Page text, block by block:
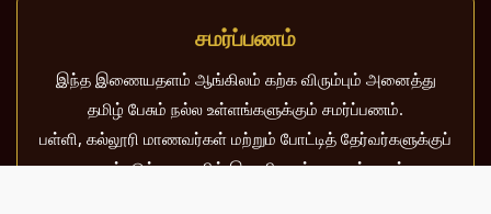
சமர்ப்பணம்
இந்த இணையதளம் ஆங்கிலம் கற்க விரும்பும் அனைத்து
தமிழ் பேசும் நல்ல உள்ளங்களுக்கும் சமர்ப்பணம்.
பள்ளி, கல்லூரி மாணவர்கள் மற்றும் போட்டித் தேர்வர்களுக்குப்
பயன்படும் வகையில் இது மிகவும் கவனத்துடன்